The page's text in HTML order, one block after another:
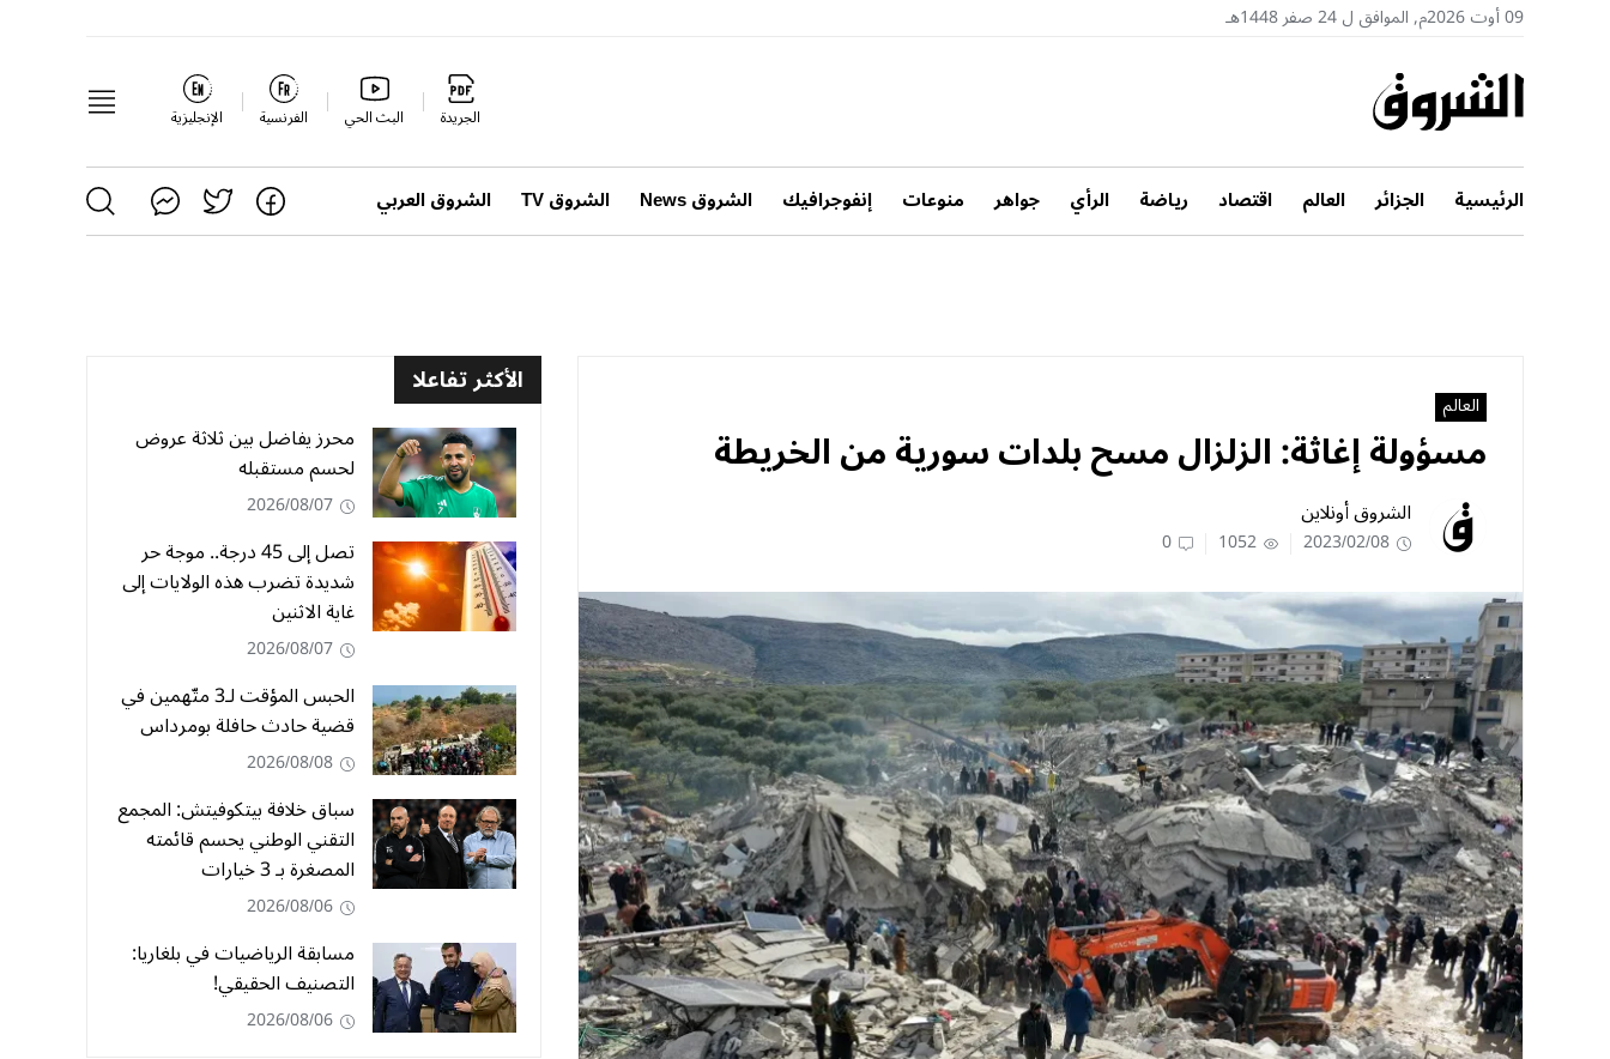
09 أوت 2026م, الموافق ل 24 صفر 1448هـ
الجريدة البث الحي الفرنسية الإنجليزية
الرئيسية الجزائر العالم اقتصاد رياضة الرأي جواهر منوعات إنفوجرافيك الشروق News الشروق TV الشروق العربي
العالم
مسؤولة إغاثة: الزلزال مسح بلدات سورية من الخريطة
الشروق أونلاين
2023/02/08
1052
0
الأكثر تفاعلا
محرز يفاضل بين ثلاثة عروض
لحسم مستقبله
2026/08/07
تصل إلى 45 درجة.. موجة حر
شديدة تضرب هذه الولايات إلى
غاية الاثنين
2026/08/07
الحبس المؤقت لـ3 متّهمين في
قضية حادث حافلة بومرداس
2026/08/08
سباق خلافة بيتكوفيتش: المجمع
التقني الوطني يحسم قائمته
المصغرة بـ 3 خيارات
2026/08/06
مسابقة الرياضيات في بلغاريا:
التصنيف الحقيقي!
2026/08/06